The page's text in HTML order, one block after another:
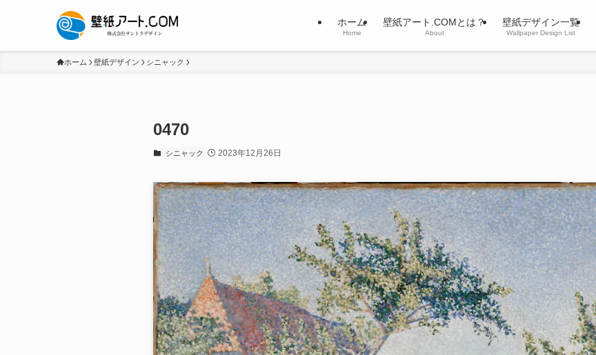
ホーム
Home
壁紙アート.COMとは？
About
壁紙デザイン一覧
Wallpaper Design List
ホーム 壁紙デザイン シニャック
0470
シニャック 2023年12月26日